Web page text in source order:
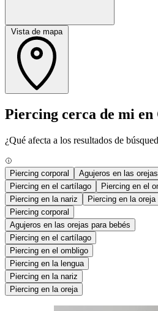
Vista de mapa
Piercing cerca de mi
¿Qué afecta a los resultados de
Piercing corporal
Agujeros en las
Piercing en el cartílago
Piercing en el
Piercing en la nariz
Piercing en la oreja
Piercing corporal
Agujeros en las orejas para bebés
Piercing en el cartílago
Piercing en el ombligo
Piercing en la lengua
Piercing en la nariz
Piercing en la oreja